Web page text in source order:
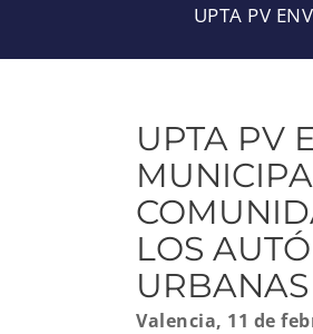
UPTA PV
UPTA PV
LOS
URBANAS
Valencia, 11 de